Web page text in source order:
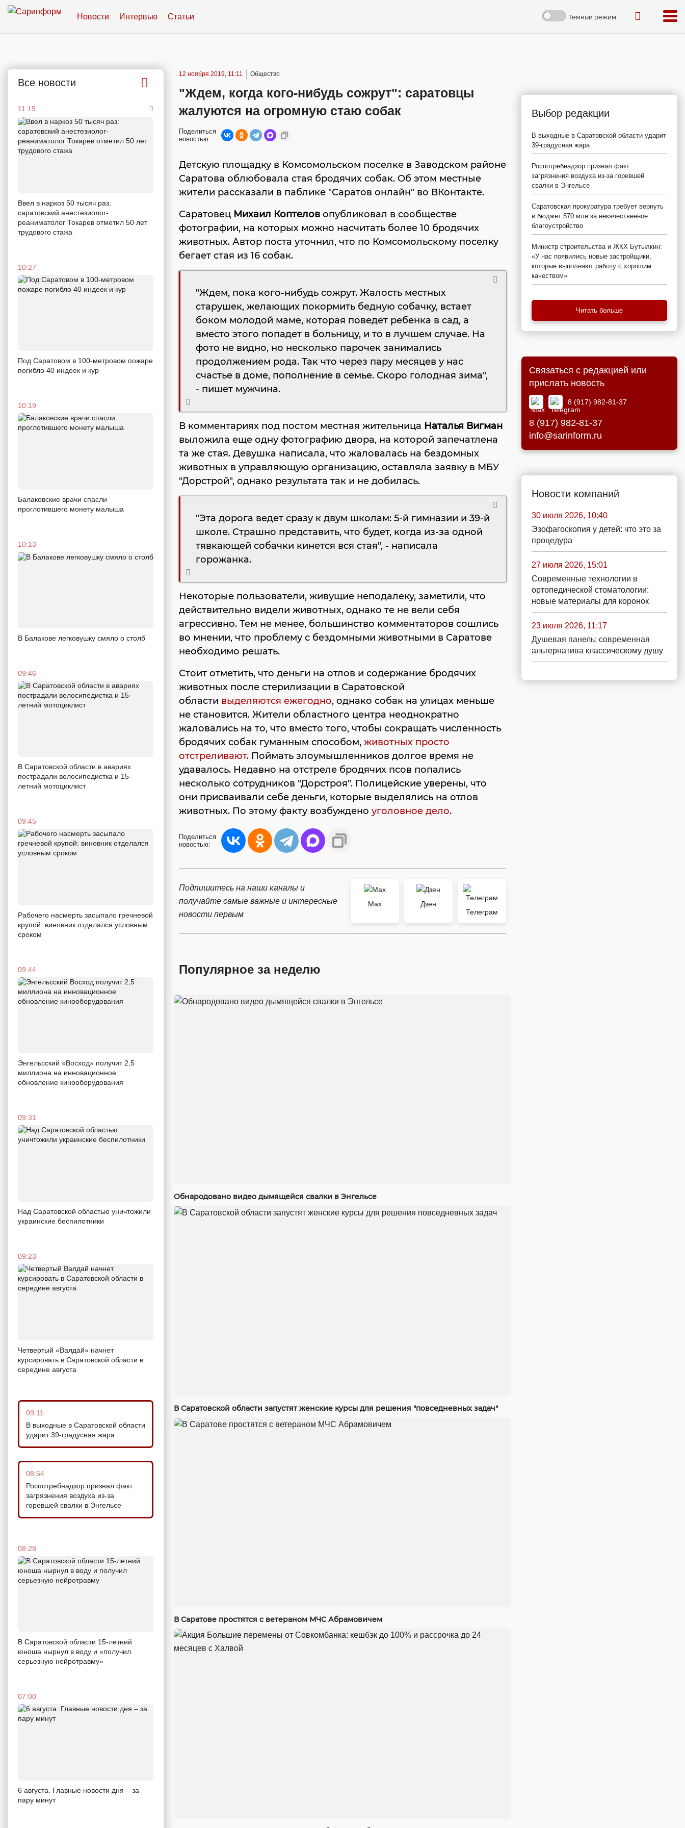
Новости Интервью Статьи Темный режим
Все новости
11:19
Ввел в наркоз 50 тысяч раз:
саратовский анестезиолог-
реаниматолог Токарев отметил 50 лет
трудового стажа
10:27
Под Саратовом в 100-метровом пожаре
погибло 40 индеек и кур
10:19
Балаковские врачи спасли
проглотившего монету малыша
10:13
В Балакове легковушку смяло о столб
09:46
В Саратовской области в авариях
пострадали велосипедистка и 15-
летний мотоциклист
09:45
Рабочего насмерть засыпало гречневой
крупой: виновник отделался условным
сроком
09:44
Энгельсский «Восход» получит 2,5
миллиона на инновационное
обновление кинооборудования
09:31
Над Саратовской областью уничтожили
украинские беспилотники
09:23
Четвертый «Валдай» начнет
курсировать в Саратовской области в
середине августа
09:11
В выходные в Саратовской области
ударит 39-градусная жара
08:54
Роспотребнадзор признал факт
загрязнения воздуха из-за
горевшей свалки в Энгельсе
08:28
В Саратовской области 15-летний
юноша нырнул в воду и «получил
серьезную нейротравму»
07:00
6 августа. Главные новости дня – за
пару минут
12 ноября 2019, 11:11 Общество
"Ждем, когда кого-нибудь сожрут": саратовцы
жалуются на огромную стаю собак
Поделиться
новостью:
Детскую площадку в Комсомольском поселке в Заводском районе
Саратова облюбовала стая бродячих собак. Об этом местные
жители рассказали в паблике "Саратов онлайн" во ВКонтакте.
Саратовец Михаил Коптелов опубликовал в сообществе
фотографии, на которых можно насчитать более 10 бродячих
животных. Автор поста уточнил, что по Комсомольскому поселку
бегает стая из 16 собак.
"Ждем, пока кого-нибудь сожрут. Жалость местных
старушек, желающих покормить бедную собачку, встает
боком молодой маме, которая поведет ребенка в сад, а
вместо этого попадет в больницу, и то в лучшем случае. На
фото не видно, но несколько парочек занимались
продолжением рода. Так что через пару месяцев у нас
счастье в доме, пополнение в семье. Скоро голодная зима",
- пишет мужчина.
В комментариях под постом местная жительница Наталья Вигман
выложила еще одну фотографию двора, на которой запечатлена
та же стая. Девушка написала, что жаловалась на бездомных
животных в управляющую организацию, оставляла заявку в МБУ
"Дорстрой", однако результата так и не добилась.
"Эта дорога ведет сразу к двум школам: 5-й гимназии и 39-й
школе. Страшно представить, что будет, когда из-за одной
тявкающей собачки кинется вся стая", - написала
горожанка.
Некоторые пользователи, живущие неподалеку, заметили, что
действительно видели животных, однако те не вели себя
агрессивно. Тем не менее, большинство комментаторов сошлись
во мнении, что проблему с бездомными животными в Саратове
необходимо решать.
Стоит отметить, что деньги на отлов и содержание бродячих
животных после стерилизации в Саратовской
области выделяются ежегодно, однако собак на улицах меньше
не становится. Жители областного центра неоднократно
жаловались на то, что вместо того, чтобы сокращать численность
бродячих собак гуманным способом, животных просто
отстреливают. Поймать злоумышленников долгое время не
удавалось. Недавно на отстреле бродячих псов попались
несколько сотрудников "Дорстроя". Полицейские уверены, что
они присваивали себе деньги, которые выделялись на отлов
животных. По этому факту возбуждено уголовное дело.
Поделиться
новостью:
Подпишитесь на наши каналы и
получайте самые важные и интересные
новости первым
Max
Дзен
Телеграм
Популярное за неделю
Обнародовано видео дымящейся свалки в Энгельсе
В Саратовской области запустят женские курсы для решения "повседневных задач"
В Саратове простятся с ветераном МЧС Абрамовичем
Выбор редакции
В выходные в Саратовской области ударит
39-градусная жара
Роспотребнадзор признал факт
загрязнения воздуха из-за горевшей
свалки в Энгельсе
Саратовская прокуратура требует вернуть
в бюджет 570 млн за некачественное
благоустройство
Министр строительства и ЖКХ Бутылкин:
«У нас появились новые застройщики,
которые выполняют работу с хорошим
качеством»
Читать больше
Связаться с редакцией или
прислать новость
8 (917) 982-81-37
8 (917) 982-81-37
info@sarinform.ru
Новости компаний
30 июля 2026, 10:40
Эзофагоскопия у детей: что это за
процедура
27 июля 2026, 15:01
Современные технологии в
ортопедической стоматологии:
новые материалы для коронок
23 июля 2026, 11:17
Душевая панель: современная
альтернатива классическому душу